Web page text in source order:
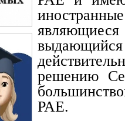
являющиеся
решению
РАЕ.